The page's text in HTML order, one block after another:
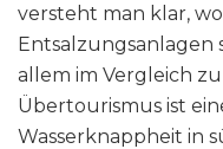
versteht man klar,
Entsalzungsanlagen
allem im Vergleich zu
Übertourismus ist
Wasserknappheit in